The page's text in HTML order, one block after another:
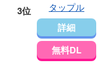
3位 タップル
詳細
無料DL